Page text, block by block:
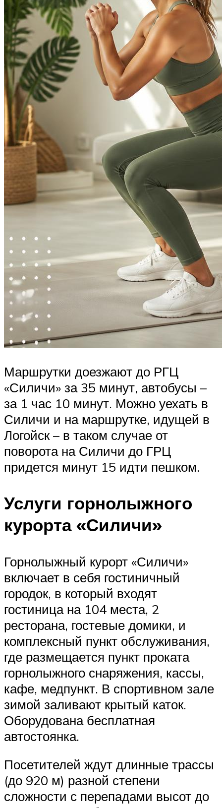
Маршрутки доезжают до РГЦ
«Силичи» за 35 минут, автобусы –
за 1 час 10 минут. Можно уехать в
Силичи и на маршрутке, идущей в
Логойск – в таком случае от
поворота на Силичи до ГРЦ
придется минут 15 идти пешком.
Услуги горнолыжного
курорта «Силичи»
Горнолыжный курорт «Силичи»
включает в себя гостиничный
городок, в который входят
гостиница на 104 места, 2
ресторана, гостевые домики, и
комплексный пункт обслуживания,
где размещается пункт проката
горнолыжного снаряжения, кассы,
кафе, медпункт. В спортивном зале
зимой заливают крытый каток.
Оборудована бесплатная
автостоянка.
Посетителей ждут длинные трассы
(до 920 м) разной степени
сложности с перепадами высот до